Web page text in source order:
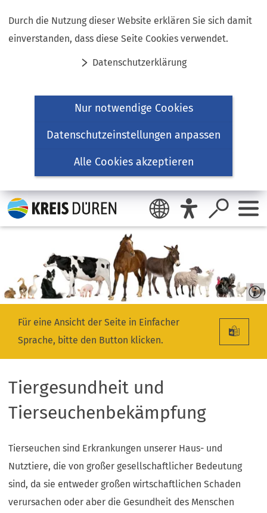
Durch die Nutzung dieser Website erklären Sie sich damit
einverstanden, dass diese Seite Cookies verwendet.
Datenschutzerklärung
Nur notwendige Cookies
Datenschutzeinstellungen anpassen
Alle Cookies akzeptieren
Inhalt anspringen
Für eine Ansicht der Seite in Einfacher
Sprache, bitte den Button klicken.
Tiergesundheit und
Tierseuchenbekämpfung
Tierseuchen sind Erkrankungen unserer Haus- und
Nutztiere, die von großer gesellschaftlicher Bedeutung
sind, da sie entweder großen wirtschaftlichen Schaden
verursachen oder aber die Gesundheit des Menschen